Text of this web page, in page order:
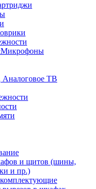
Аналоговое ТВ
и щитов (шины,
и пр.)